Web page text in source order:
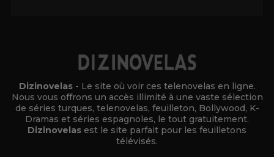
Dizinovelas - Le site où voir ces telenovelas en ligne.
Nous vous offrons un accès illimité à une vaste sélection
de séries turques, telenovelas, feuilleton, Bollywood, K-
Dramas et séries espagnoles, le tout gratuitement.
Dizinovelas est le site parfait pour les feuilletons
télévisés.